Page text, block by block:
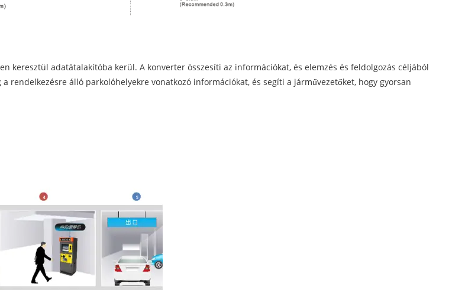
keresztül adatátalakítóba kerül. A konverter összesíti az információkat, és elemzés és feldolgozás céljából
rendelkezésre álló parkolóhelyekre vonatkozó információkat, és segíti a járművezetőket, hogy gyorsan